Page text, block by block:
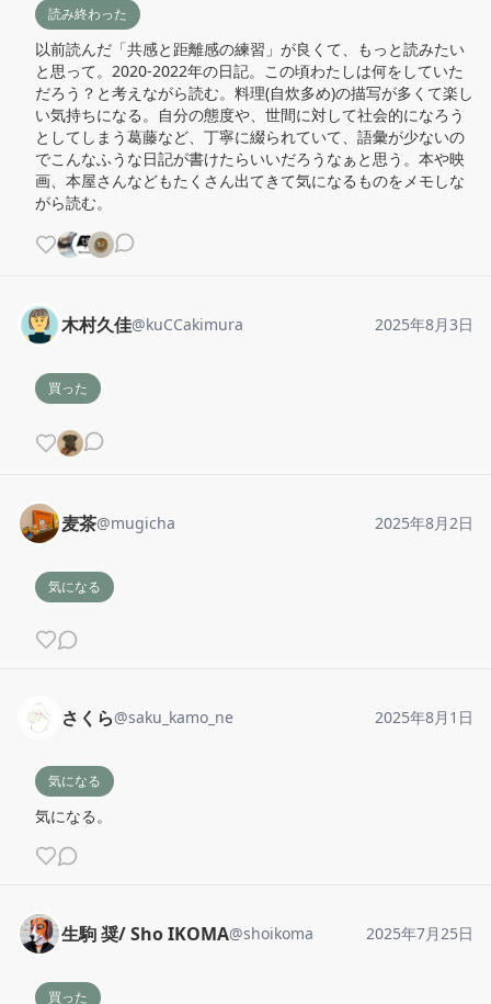
読み終わった
以前読んだ「共感と距離感の練習」が良くて、もっと読みたい
と思って。2020-2022年の日記。この頃わたしは何をしていた
だろう？と考えながら読む。料理(自炊多め)の描写が多くて楽し
い気持ちになる。自分の態度や、世間に対して社会的になろう
としてしまう葛藤など、丁寧に綴られていて、語彙が少ないの
でこんなふうな日記が書けたらいいだろうなぁと思う。本や映
画、本屋さんなどもたくさん出てきて気になるものをメモしな
がら読む。
木村久佳@kuCCakimura 2025年8月3日
買った
麦茶@mugicha 2025年8月2日
気になる
さくら@saku_kamo_ne 2025年8月1日
気になる
気になる。
生駒 奨/ Sho IKOMA@shoikoma 2025年7月25日
買った